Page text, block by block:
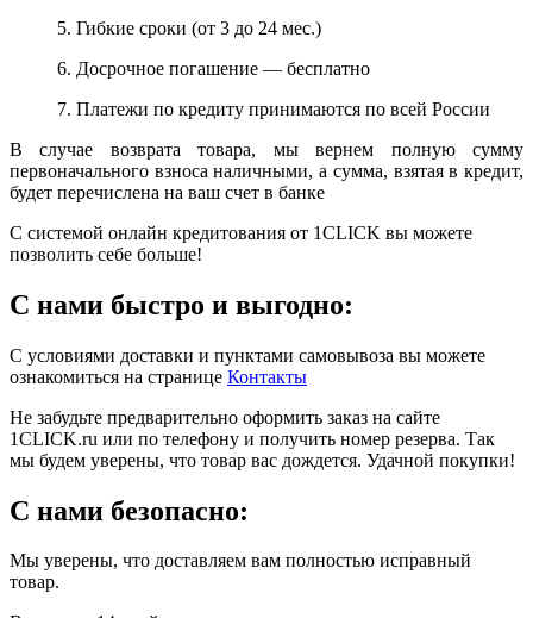
5. Гибкие сроки (от 3 до 24 мес.)
6. Досрочное погашение — бесплатно
7. Платежи по кредиту принимаются по всей России
В случае возврата товара, мы вернем полную сумму
первоначального взноса наличными, а сумма, взятая в кредит,
будет перечислена на ваш счет в банке
С системой онлайн кредитования от 1CLICK вы можете
позволить себе больше!
С нами быстро и выгодно:
С условиями доставки и пунктами самовывоза вы можете
ознакомиться на странице Контакты
Не забудьте предварительно оформить заказ на сайте
1CLICK.ru или по телефону и получить номер резерва. Так
мы будем уверены, что товар вас дождется. Удачной покупки!
С нами безопасно:
Мы уверены, что доставляем вам полностью исправный
товар.